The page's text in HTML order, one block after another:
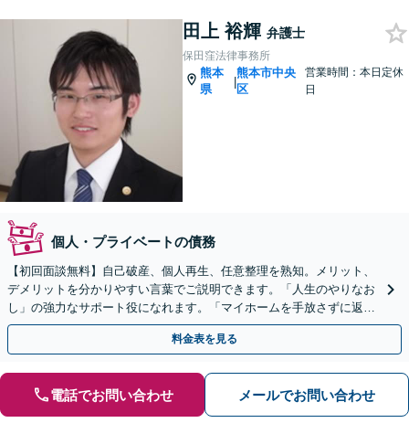
田上 裕輝 弁護士
保田窪法律事務所
熊本
県
|
熊本市中央
区
営業時間：本日定休
日
個人・プライベートの債務
【初回面談無料】自己破産、個人再生、任意整理を熟知。メリット、
デメリットを分かりやすい言葉でご説明できます。「人生のやりなお
し」の強力なサポート役になれます。「マイホームを手放さずに返済
したい」にも対応【子連れ相談可】
料金表を見る
電話でお問い合わせ メールでお問い合わせ